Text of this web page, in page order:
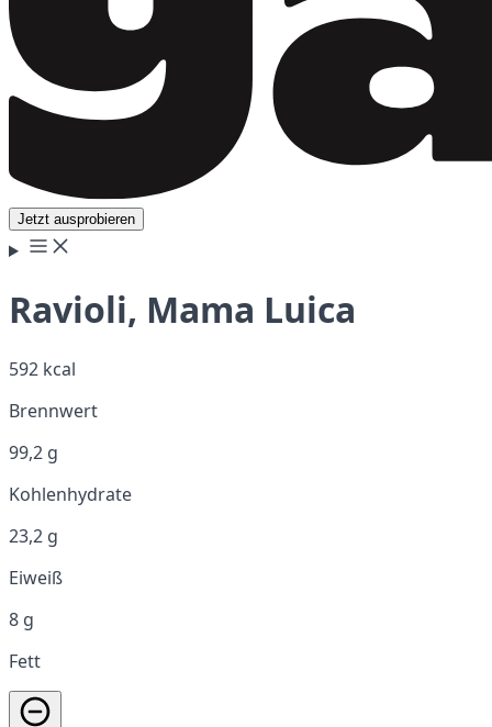
Jetzt ausprobieren
Ravioli, Mama Luica
592 kcal
Brennwert
99,2 g
Kohlenhydrate
23,2 g
Eiweiß
8 g
Fett